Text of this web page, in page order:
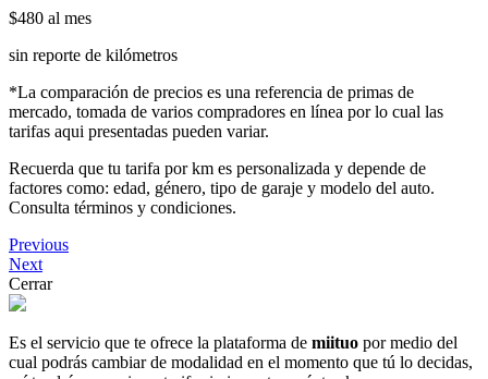
$480 al mes
sin reporte de kilómetros
*La comparación de precios es una referencia de primas de
mercado, tomada de varios compradores en línea por lo cual las
tarifas aqui presentadas pueden variar.
Recuerda que tu tarifa por km es personalizada y depende de
factores como: edad, género, tipo de garaje y modelo del auto.
Consulta términos y condiciones.
Previous
Next
Cerrar
Es el servicio que te ofrece la plataforma de miituo por medio del
cual podrás cambiar de modalidad en el momento que tú lo decidas,